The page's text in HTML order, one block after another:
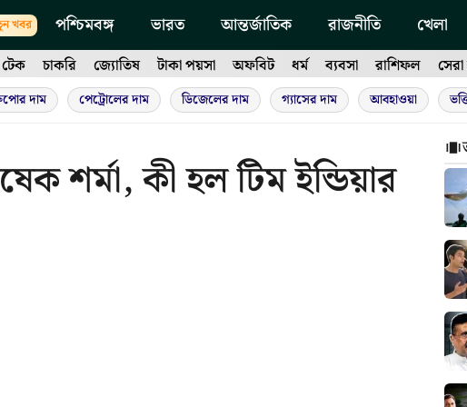
খবর পশ্চিমবঙ্গ ভারত আন্তর্জাতিক রাজনীতি খেলা
টেক চাকরি জ্যোতিষ টাকা পয়সা অফবিট ধর্ম ব্যবসা রাশিফল
দাম পেট্রোলের দাম ডিজেলের দাম গ্যাসের দাম আবহাওয়া
শর্মা, কী হল টিম ইন্ডিয়ার